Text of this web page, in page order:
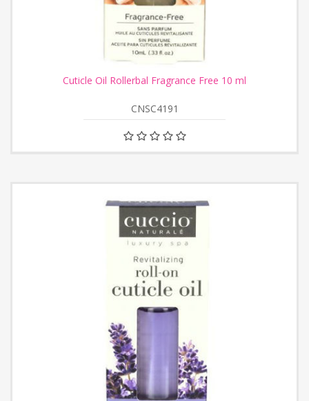
Cuticle Oil Rollerbal Fragrance Free 10 ml
CNSC4191